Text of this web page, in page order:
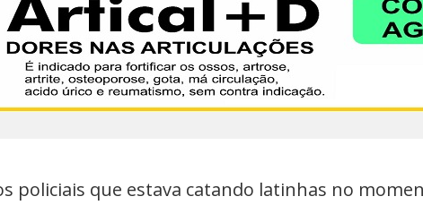
policiais que estava catando latinhas no